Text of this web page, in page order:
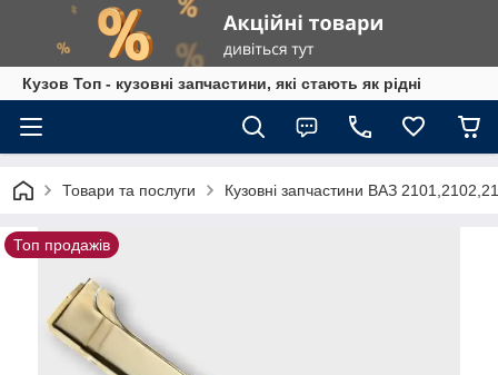
Кузов Топ - кузовні запчастини, які стають як рідні
Товари та послуги Кузовні запчастини ВАЗ
Топ продажів